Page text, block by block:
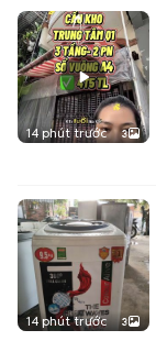
14 phút trước 3
14 phút trước 3